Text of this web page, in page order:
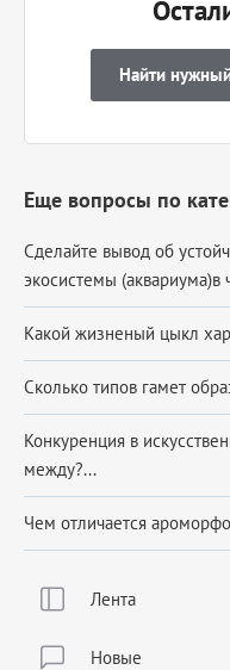
Лента
Новые
Найти
Еще вопросы по
Сделайте вывод об
экосистемы (аквариума)в
Какой жизненый цыкл
Сколько типов гамет
Конкуренция в
между?...
Чем отличается